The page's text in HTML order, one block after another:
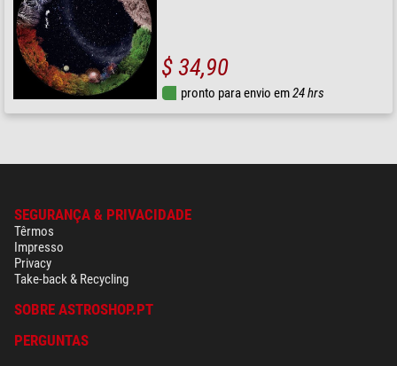
$ 34,90
pronto para envio em24 hrs
SEGURANÇA & PRIVACIDADE
Têrmos
Impresso
Privacy
Take-back & Recycling
SOBRE ASTROSHOP.PT
PERGUNTAS